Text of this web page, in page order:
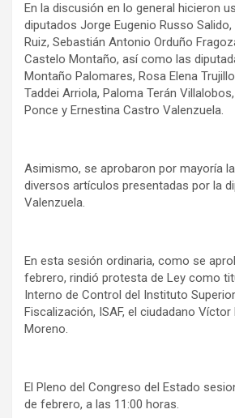
En la discusión en lo general hicieron
diputados Jorge Eugenio Russo
Ruiz, Sebastián Antonio Orduño
Castelo Montaño, así como las
Montaño Palomares, Rosa Elena
Taddei Arriola, Paloma Terán
Ponce y Ernestina Castro Valenzuela.
Asimismo, se aprobaron por mayoría
diversos artículos presentadas por la
Valenzuela.
En esta sesión ordinaria, como se
febrero, rindió protesta de Ley como
Interno de Control del Instituto
Fiscalización, ISAF, el ciudadano Víctor
Moreno.
El Pleno del Congreso del Estado
de febrero, a las 11:00 horas.